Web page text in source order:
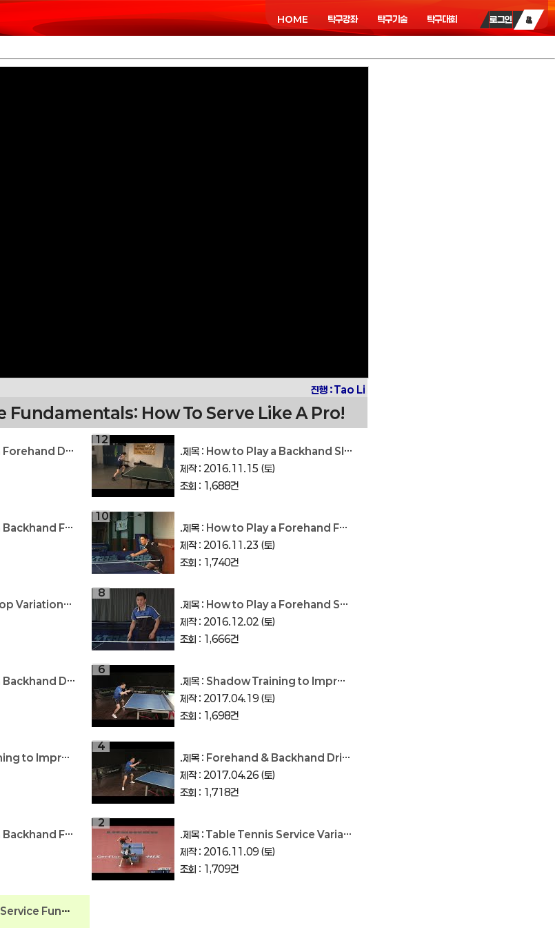
HOME 탁구강좌 탁구기술 탁구대회 로그인
진행 : Tao Li
Fundamentals: How To Serve Like A Pro!
Drive in Table
.제목 : How to Play a Backhand Slow Loop
제작 : 2016.11.15 (토)
조회 : 1,688건
12
Fast Loop
.제목 : How to Play a Forehand Fast Loop
제작 : 2016.11.23 (토)
조회 : 1,740건
10
All 3 Different Loops!
.제목 : How to Play a Forehand Smash
제작 : 2016.12.02 (토)
조회 : 1,666건
8
Drive
.제목 : Shadow Training to Improve Your Table Tennis Footwork (Part 2)
제작 : 2017.04.19 (토)
조회 : 1,698건
6
Tennis Footwork (Part 1)
.제목 : Forehand & Backhand Drive Combination Rally
제작 : 2017.04.26 (토)
조회 : 1,718건
4
Loop in Table Tennis
.제목 : Table Tennis Service Variations: Master 6 Different Serves!
제작 : 2016.11.09 (토)
조회 : 1,709건
2
How To Serve Like A Pro!